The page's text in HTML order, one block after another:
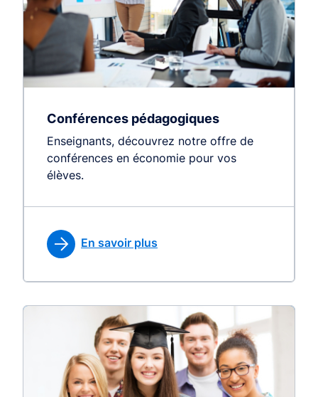
Conférences pédagogiques
Enseignants, découvrez notre offre de
conférences en économie pour vos
élèves.
En savoir plus